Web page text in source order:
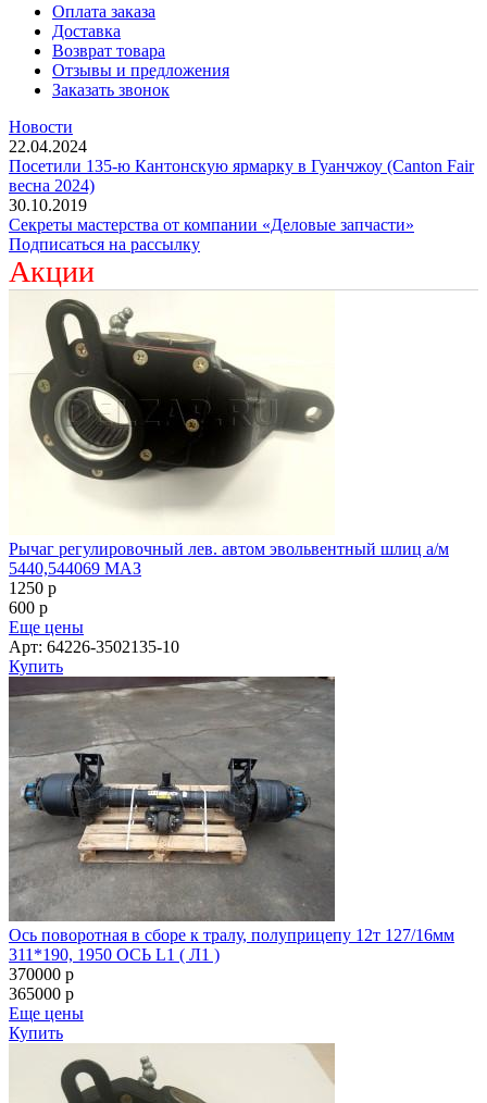
Оплата заказа
Доставка
Возврат товара
Отзывы и предложения
Заказать звонок
Новости
22.04.2024
Посетили 135-ю Кантонскую ярмарку в Гуанчжоу (Canton Fair
весна 2024)
30.10.2019
Секреты мастерства от компании «Деловые запчасти»
Подписаться на рассылку
Акции
Рычаг регулировочный лев. автом эвольвентный шлиц а/м
5440,544069 МАЗ
1250 p
600 p
Еще цены
Арт: 64226-3502135-10
Купить
Ось поворотная в сборе к тралу, полуприцепу 12т 127/16мм
311*190, 1950 ОСЬ L1 ( Л1 )
370000 p
365000 p
Еще цены
Купить